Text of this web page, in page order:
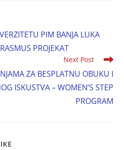
PIM BANJA LUKA
PROJEKAT
Next Post
ZA BESPLATNU OBUKU I
ISKUSTVA – WOMEN’S STEP
PROGRAM